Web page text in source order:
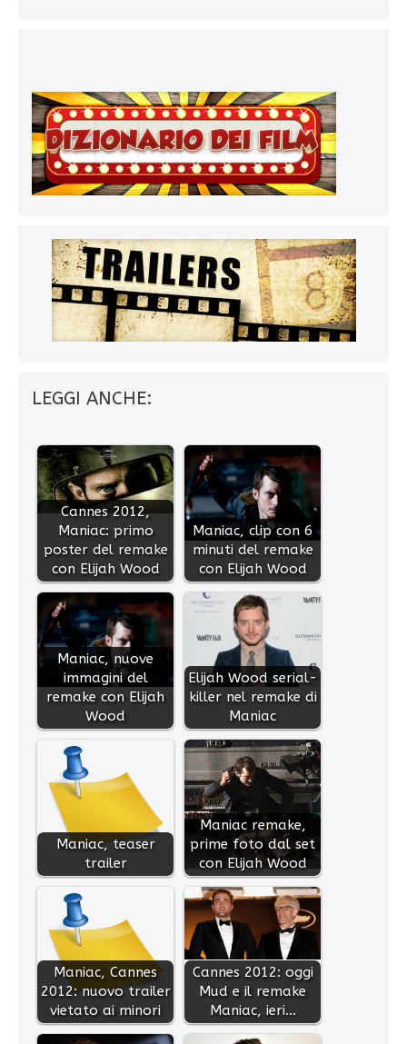
LEGGI ANCHE:
Cannes 2012,
Maniac: primo
poster del remake
con Elijah Wood
Maniac, clip con 6
minuti del remake
con Elijah Wood
Maniac, nuove
immagini del
remake con Elijah
Wood
Elijah Wood serial-
killer nel remake di
Maniac
Maniac, teaser
trailer
Maniac remake,
prime foto dal set
con Elijah Wood
Maniac, Cannes
2012: nuovo trailer
vietato ai minori
Cannes 2012: oggi
Mud e il remake
Maniac, ieri…